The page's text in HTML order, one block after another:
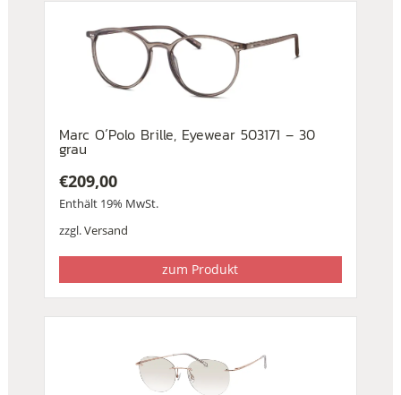
Marc O´Polo Brille, Eyewear 503171 – 30
grau
€209,00
Enthält 19% MwSt.
zzgl.Versand
zum Produkt